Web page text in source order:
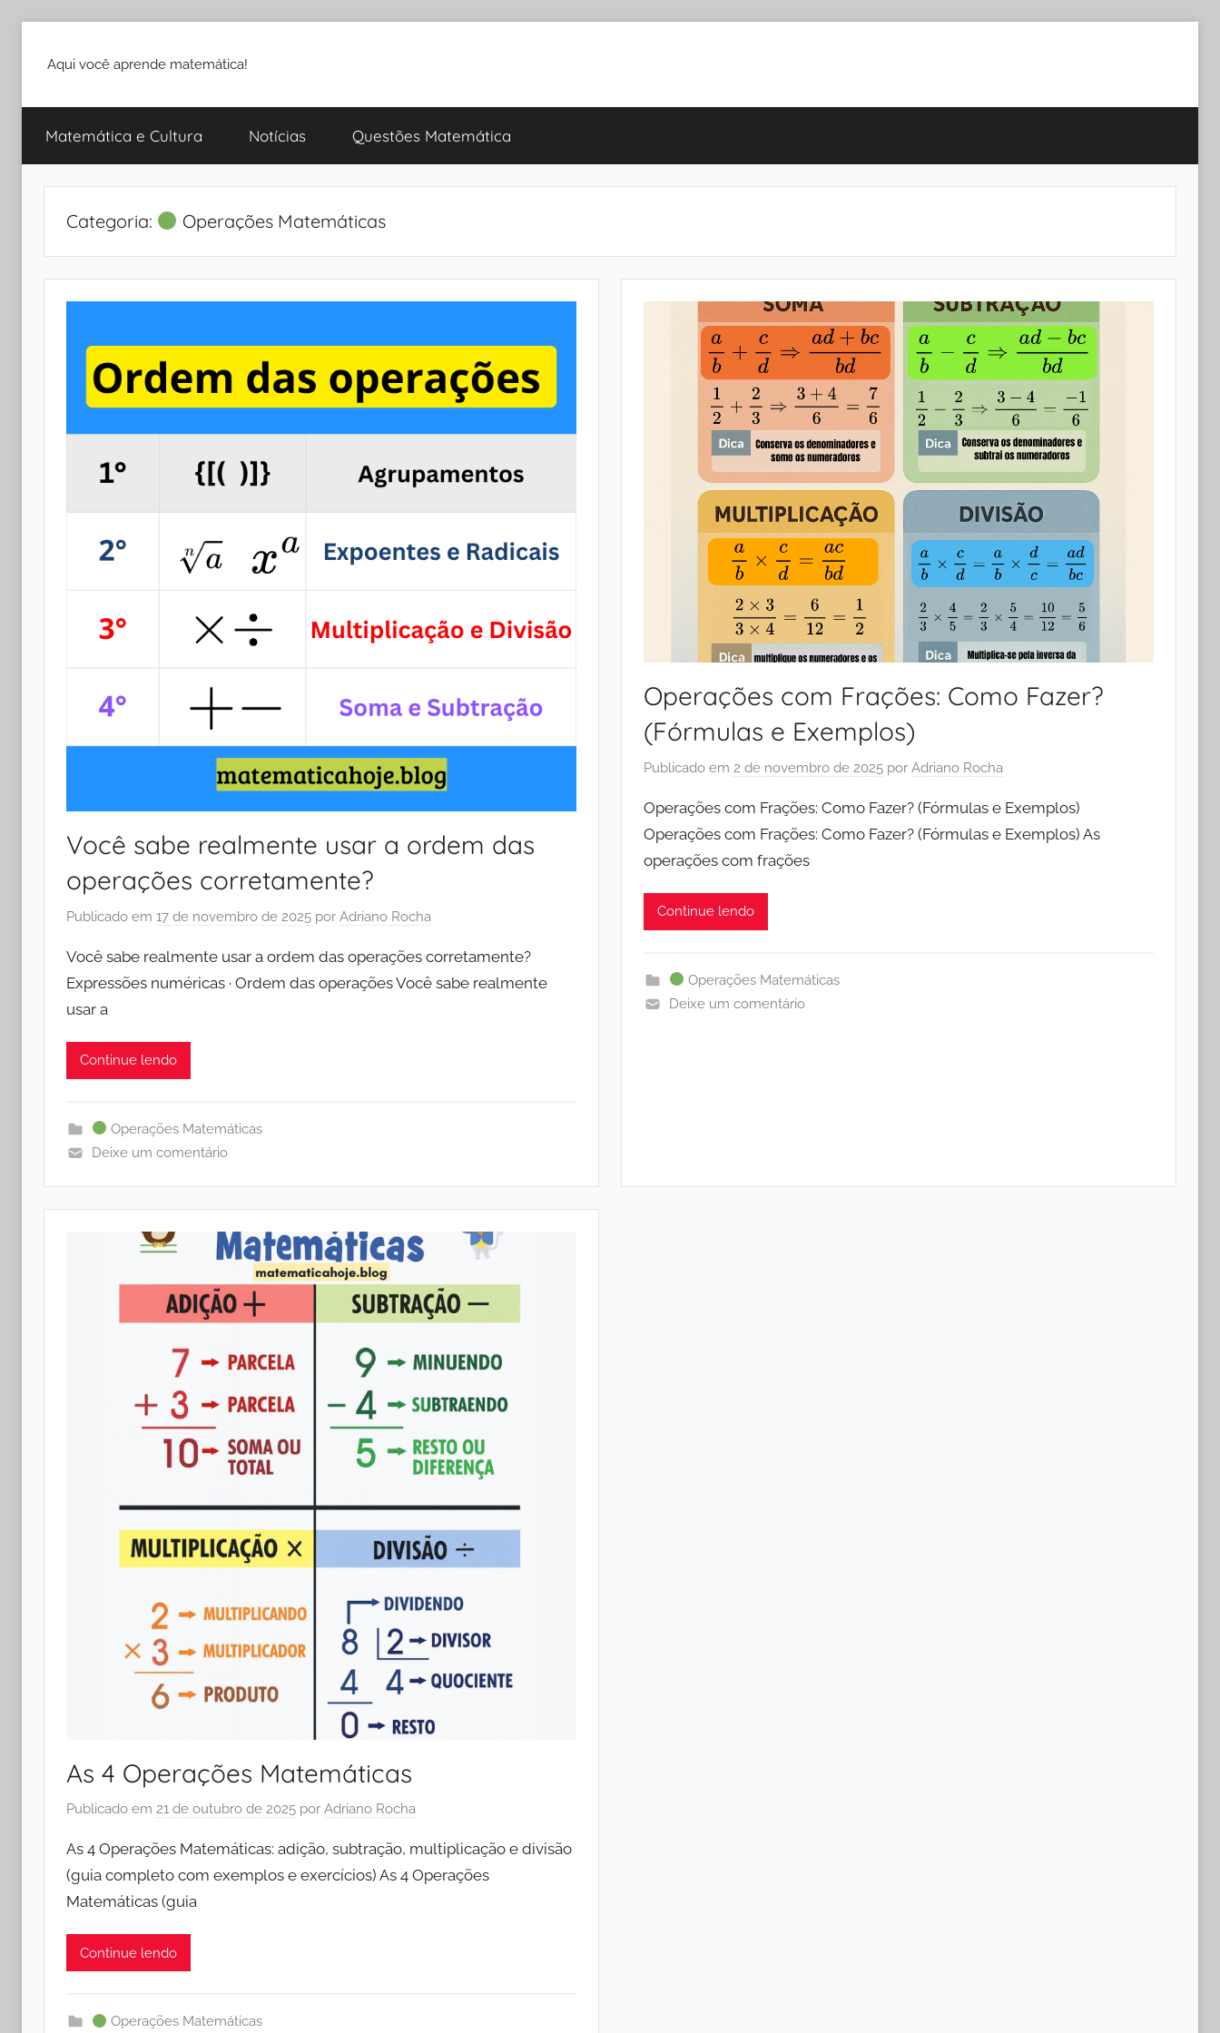
para
conteúdo
Aqui você aprende matemática!
Matemática e Cultura Notícias Questões Matemática
Categoria: Operações Matemáticas
Você sabe realmente usar a ordem das
operações corretamente?
Publicado em 17 de novembro de 2025 por Adriano Rocha
Você sabe realmente usar a ordem das operações corretamente?
Expressões numéricas · Ordem das operações Você sabe realmente
usar a
Continue lendo
Operações Matemáticas
Deixe um comentário
Operações com Frações: Como Fazer?
(Fórmulas e Exemplos)
Publicado em 2 de novembro de 2025 por Adriano Rocha
Operações com Frações: Como Fazer? (Fórmulas e Exemplos)
Operações com Frações: Como Fazer? (Fórmulas e Exemplos) As
operações com frações
Continue lendo
Operações Matemáticas
Deixe um comentário
As 4 Operações Matemáticas
Publicado em 21 de outubro de 2025 por Adriano Rocha
As 4 Operações Matemáticas: adição, subtração, multiplicação e divisão
(guia completo com exemplos e exercícios) As 4 Operações
Matemáticas (guia
Continue lendo
Operações Matemáticas